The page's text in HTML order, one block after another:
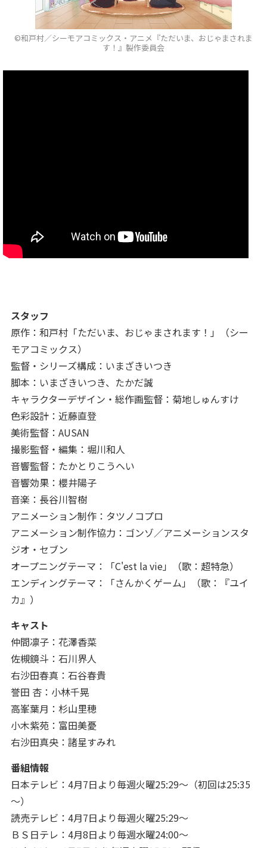
©和戸村／シーモアコミックス・アニメ『ただいま、おじゃまされま
す！』製作委員会
スタッフ
原作：和戸村「ただいま、おじゃまされます！」（シー
モアコミックス）
監督・シリーズ構成：いまざきいつき
脚本：いまざきいつき、たかだ誠
キャラクターデザイン・総作画監督：菊地しゅんすけ
色彩設計：近藤直登
美術監督：AUSAN
撮影監督・編集：堀川和人
音響監督：たかとりこうへい
音響効果：櫻井陽子
音楽：長谷川智樹
アニメーション制作：タツノコプロ
アニメーション制作協力：ゴンゾ／アニメーションスタ
ジオ・セブン
オープニングテーマ：「C'est la vie」（歌：超特急）
エンディングテーマ：「さんかくゲーム」（歌：『ユイ
カ』）
キャスト
仲間凛子：花澤香菜
佐槻鏡斗：石川界人
右沙田春真：石谷春貴
誉田 杏：小林千晃
高峯葉月：杉山里穂
小木紫苑：富田美憂
右沙田真央：諸星すみれ
番組情報
日本テレビ：4月7日より毎週火曜25:29～（初回は25:35
～）
読売テレビ：4月7日より毎週火曜25:29～
ＢＳ日テレ：4月8日より毎週水曜24:00～